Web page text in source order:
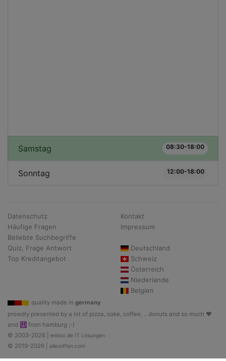
Samstag 08:30-18:00
Sonntag 12:00-18:00
Datenschutz
Häufige Fragen
Beliebte Suchbegriffe
Quiz, Frage Antwort
Top Kreditangebot
Kontakt
Impressum
Deutschland
Schweiz
Österreich
Niederlande
Belgien
quality made in germany
prowdly presented by a lot of pizza, coke, coffee, .. donuts and so much ♥
and ☮ from hamburg ;-)
© 2003-2026 | enbox.de IT Lösungen
© 2019-2026 | allesoffen.com